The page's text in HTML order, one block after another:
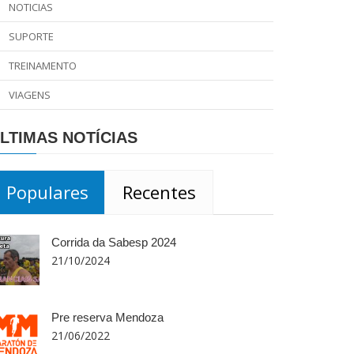
NOTICIAS
SUPORTE
TREINAMENTO
VIAGENS
NOTÍCIAS
Populares Recentes
Corrida da Sabesp 2024
21/10/2024
Pre reserva Mendoza
21/06/2022